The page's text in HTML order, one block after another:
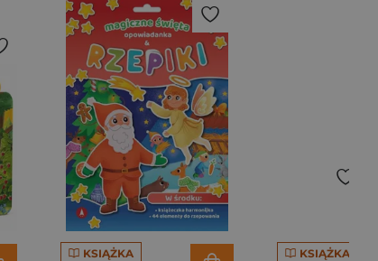
KSIĄŻKA KSIĄŻKA